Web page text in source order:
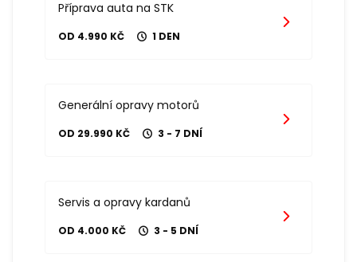
Příprava auta na STK
OD 4.990 KČ 1 DEN
Generální opravy motorů
OD 29.990 KČ 3 - 7 DNÍ
Servis a opravy kardanů
OD 4.000 KČ 3 - 5 DNÍ